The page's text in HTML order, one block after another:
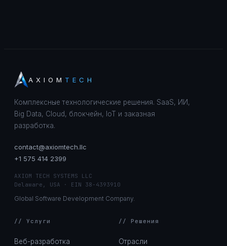
AXIOM TECH
Комплексные технологические решения. SaaS, ИИ,
Big Data, Cloud, блокчейн, IoT и заказная
разработка.
contact@axiomtech.llc
+1 575 414 2399
AXIOM TECH SYSTEMS LLC
Delaware, USA · EIN 38-4393910
Global Software Development Company.
// Услуги
Веб-разработка
// Решения
Отрасли